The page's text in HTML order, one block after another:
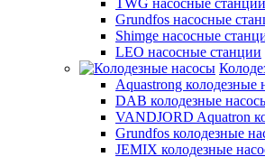
TWG насосные станции
Grundfos насосные
Shimge насосные
LEO насосные станции
Aquastrong колодезные
DAB колодезные
VANDJORD Aquatron
Grundfos колодезные
JEMIX колодезные